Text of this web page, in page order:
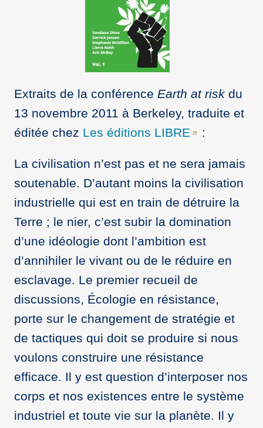
Extraits de la conférence Earth at risk du
13 novembre 2011 à Berkeley, traduite et
éditée chez Les éditions LIBRE :
La civilisation n’est pas et ne sera jamais
soutenable. D’autant moins la civilisation
industrielle qui est en train de détruire la
Terre ; le nier, c’est subir la domination
d’une idéologie dont l’ambition est
d’annihiler le vivant ou de le réduire en
esclavage. Le premier recueil de
discussions, Écologie en résistance,
porte sur le changement de stratégie et
de tactiques qui doit se produire si nous
voulons construire une résistance
efficace. Il y est question d’interposer nos
corps et nos existences entre le système
industriel et toute vie sur la planète. Il y